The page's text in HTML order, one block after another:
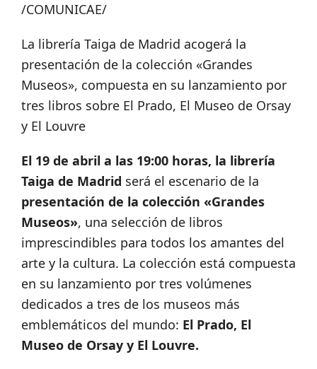
/COMUNICAE/
La librería Taiga de Madrid acogerá la
presentación de la colección «Grandes
Museos», compuesta en su lanzamiento por
tres libros sobre El Prado, El Museo de Orsay
y El Louvre
El 19 de abril a las 19:00 horas, la librería
Taiga de Madrid será el escenario de la
presentación de la colección «Grandes
Museos», una selección de libros
imprescindibles para todos los amantes del
arte y la cultura. La colección está compuesta
en su lanzamiento por tres volúmenes
dedicados a tres de los museos más
emblemáticos del mundo: El Prado, El
Museo de Orsay y El Louvre.